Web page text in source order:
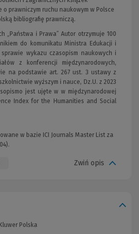
o prawniczym ruchu naukowym w Polsce
bibliografię prawniczą.
„Państwa i Prawa” Autor otrzymuje 100
do komunikatu Ministra Edukacji i
sprawie wykazu czasopism naukowych i
z konferencji międzynarodowych,
na podstawie art. 267 ust. 3 ustawy z
wyższym i nauce, Dz.U. z 2023
jest ujęte w w międzynarodowej
Index for the Humanities and Social
w bazie ICI Journals Master List za
Zwiń opis
Polska